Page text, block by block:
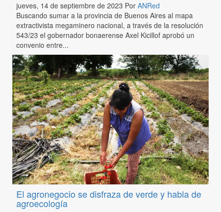
jueves, 14 de septiembre de 2023 Por ANRed
Buscando sumar a la provincia de Buenos Aires al mapa
extractivista megaminero nacional, a través de la resolución
543/23 el gobernador bonaerense Axel Kicillof aprobó un
convenio entre...
El agronegocio se disfraza de verde y habla de
agroecología